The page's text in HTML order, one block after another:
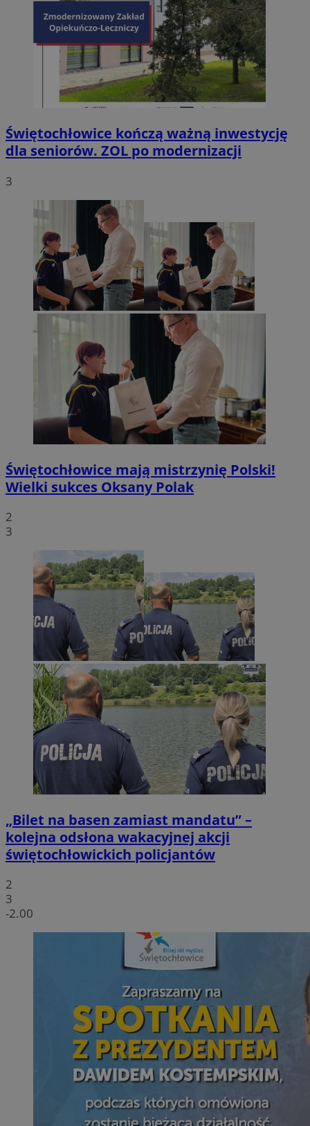
Świętochłowice kończą ważną inwestycję
dla seniorów. ZOL po modernizacji
3
Świętochłowice mają mistrzynię Polski!
Wielki sukces Oksany Polak
2
3
„Bilet na basen zamiast mandatu” –
kolejna odsłona wakacyjnej akcji
świętochłowickich policjantów
2
3
-2.00